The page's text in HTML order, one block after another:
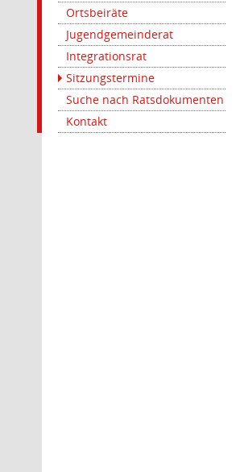
Ortsbeiräte
Jugendgemeinderat
Integrationsrat
Sitzungstermine
Suche nach Ratsdokumenten
Kontakt